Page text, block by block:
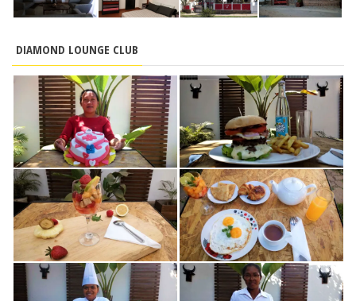
DIAMOND LOUNGE CLUB